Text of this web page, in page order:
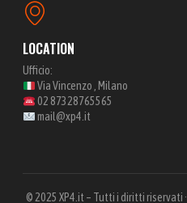
LOCATION
Ufficio:
Via Vincenzo , Milano
02 87328765565
mail@xp4.it
© 2025 XP4.it – Tutti i diritti riservati ·